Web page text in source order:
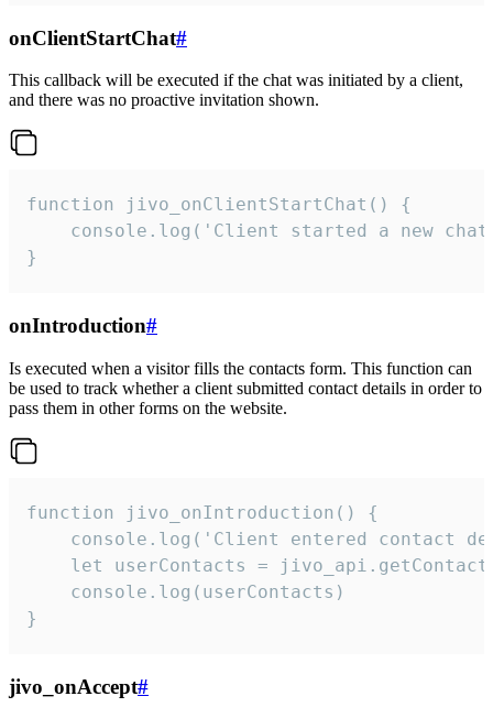
onClientStartChat#
This callback will be executed if the chat was initiated by a client,
and there was no proactive invitation shown.
function jivo_onClientStartChat() {
console.log('Client started a new
}
onIntroduction#
Is executed when a visitor fills the contacts form. This function can
be used to track whether a client submitted contact details in order to
pass them in other forms on the website.
function jivo_onIntroduction() {
console.log('Client entered contact
let userContacts =
    console.log(userContacts)
}
jivo_onAccept#